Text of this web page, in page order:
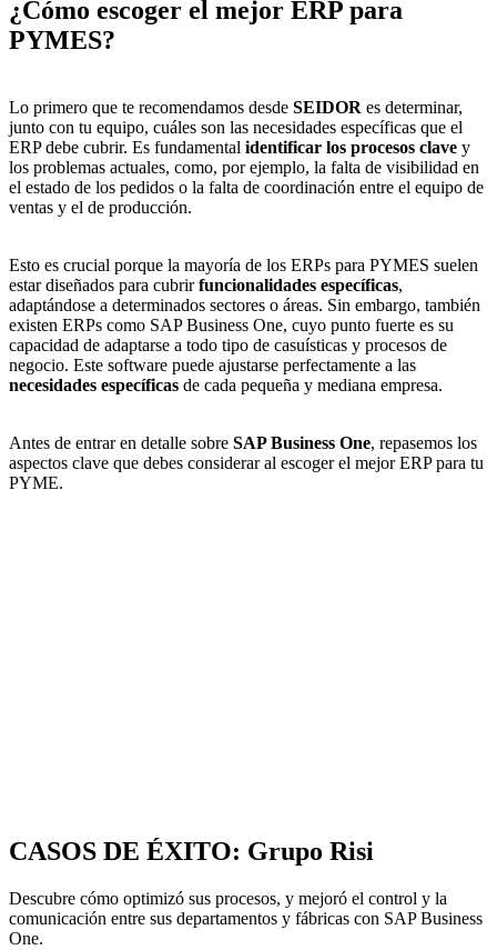
¿Cómo escoger el mejor ERP para
PYMES?
Lo primero que te recomendamos desde SEIDOR es determinar,
junto con tu equipo, cuáles son las necesidades específicas que el
ERP debe cubrir. Es fundamental identificar los procesos clave y
los problemas actuales, como, por ejemplo, la falta de visibilidad en
el estado de los pedidos o la falta de coordinación entre el equipo de
ventas y el de producción.
Esto es crucial porque la mayoría de los ERPs para PYMES suelen
estar diseñados para cubrirfuncionalidades específicas,
adaptándose a determinados sectores o áreas. Sin embargo, también
existen ERPs como SAP Business One, cuyo punto fuerte es su
capacidad de adaptarse a todo tipo de casuísticas y procesos de
negocio. Este software puede ajustarse perfectamente a las
necesidades específicas de cada pequeña y mediana empresa.
Antes de entrar en detalle sobre SAP Business One, repasemos los
aspectos clave que debes considerar al escoger el mejor ERP para tu
PYME.
CASOS DE ÉXITO: Grupo Risi
Descubre cómo optimizó sus procesos, y mejoró el control y la
comunicación entre sus departamentos y fábricas con SAP Business
One.